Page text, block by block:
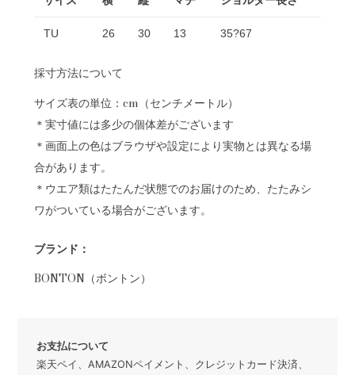
TU 26 30 13 35?67
採寸方法について
サイズ表の単位：cm（センチメートル）
＊実寸値には多少の個体差がございます
＊画面上の色はブラウザや設定により実物とは異なる場
合があります。
＊ウエア類はたたんだ状態でのお届けのため、たたみシ
ワがついている場合がございます。
ブランド：
BONTON（ボントン）
お支払について
楽天ペイ、AMAZONペイメント、クレジットカード決済、